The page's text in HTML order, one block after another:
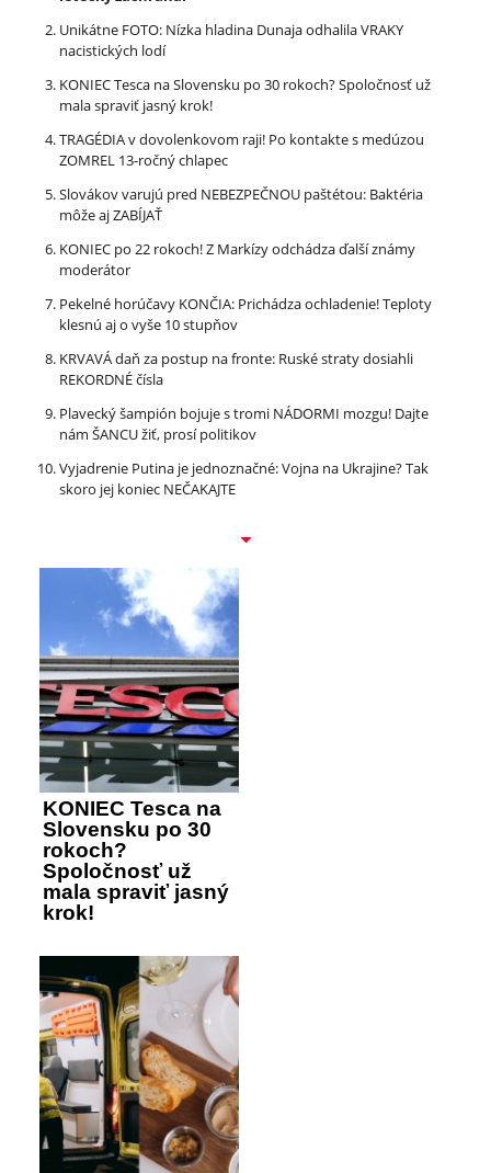
Unikátne FOTO: Nízka hladina Dunaja odhalila VRAKY
nacistických lodí
KONIEC Tesca na Slovensku po 30 rokoch? Spoločnosť už
mala spraviť jasný krok!
TRAGÉDIA v dovolenkovom raji! Po kontakte s medúzou
ZOMREL 13-ročný chlapec
Slovákov varujú pred NEBEZPEČNOU paštétou: Baktéria
môže aj ZABÍJAŤ
KONIEC po 22 rokoch! Z Markízy odchádza ďalší známy
moderátor
Pekelné horúčavy KONČIA: Prichádza ochladenie! Teploty
klesnú aj o vyše 10 stupňov
KRVAVÁ daň za postup na fronte: Ruské straty dosiahli
REKORDNÉ čísla
Plavecký šampión bojuje s tromi NÁDORMI mozgu! Dajte
nám ŠANCU žiť, prosí politikov
Vyjadrenie Putina je jednoznačné: Vojna na Ukrajine? Tak
skoro jej koniec NEČAKAJTE
KONIEC Tesca na
Slovensku po 30
rokoch?
Spoločnosť už
mala spraviť jasný
krok!